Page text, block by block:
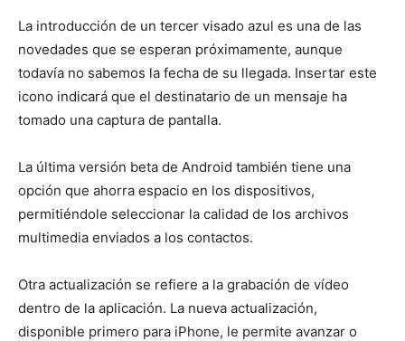
La introducción de un tercer visado azul es una de las
novedades que se esperan próximamente, aunque
todavía no sabemos la fecha de su llegada. Insertar este
icono indicará que el destinatario de un mensaje ha
tomado una captura de pantalla.
La última versión beta de Android también tiene una
opción que ahorra espacio en los dispositivos,
permitiéndole seleccionar la calidad de los archivos
multimedia enviados a los contactos.
Otra actualización se refiere a la grabación de vídeo
dentro de la aplicación. La nueva actualización,
disponible primero para iPhone, le permite avanzar o